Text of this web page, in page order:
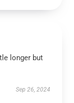
longer but
Sep 26, 2024